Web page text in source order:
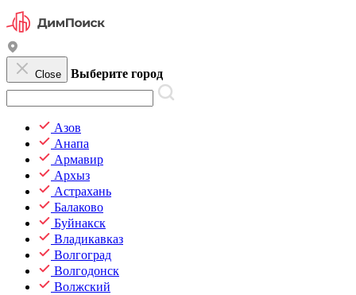
Close Выберите город
Азов
Анапа
Армавир
Архыз
Астрахань
Балаково
Буйнакск
Владикавказ
Волгоград
Волгодонск
Волжский